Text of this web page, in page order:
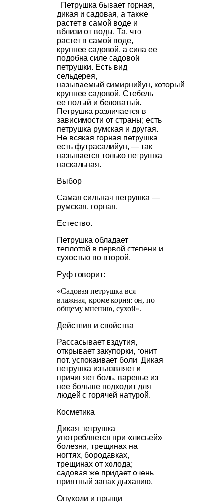
Петрушка бывает горная,
дикая и садовая, а также
растет в самой воде и
вблизи от воды. Та, что
растет в самой воде,
крупнее садовой, а сила ее
подобна силе садовой
петрушки. Есть вид
сельдерея,
называемый симирнийун, который
крупнее садовой. Стебель
ее полый и беловатый.
Петрушка различается в
зависимости от страны; есть
петрушка румская и другая.
Не всякая горная петрушка
есть футрасалийун, — так
называется только петрушка
наскальная.
Выбор
Самая сильная петрушка —
румская, горная.
Естество.
Петрушка обладает
теплотой в первой степени и
сухостью во второй.
Руф говорит:
«Садовая петрушка вся
влажная, кроме корня: он, по
общему мнению, сухой».
Действия и свойства
Рассасывает вздутия,
открывает закупорки, гонит
пот, успокаивает боли. Дикая
петрушка изъязвляет и
причиняет боль, варенье из
нее больше подходит для
людей с горячей натурой.
Косметика
Дикая петрушка
употребляется при «лисьей»
болезни, трещинах на
ногтях, бородавках,
трещинах от холода;
садовая же придает очень
приятный запах дыханию.
Опухоли и прыщи